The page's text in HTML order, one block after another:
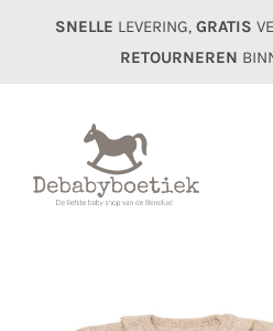
SNELLE LEVERING, GRATIS
RETOURNEREN